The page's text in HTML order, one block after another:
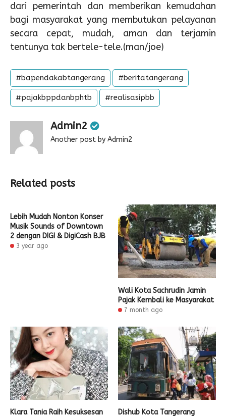
dari pemerintah dan memberikan kemudahan
bagi masyarakat yang membutukan pelayanan
secara cepat, mudah, aman dan terjamin
tentunya tak bertele-tele.(man/joe)
#bapendakabtangerang #beritatangerang
#pajakbppdanbphtb #realisasipbb
Admin2
Another post by Admin2
Related posts
Lebih Mudah Nonton Konser
Musik Sounds of Downtown
2 dengan DIGI & DigiCash BJB
3 year ago
Wali Kota Sachrudin Jamin
Pajak Kembali ke Masyarakat
7 month ago
Klara Tania Raih Kesuksesan
Dishub Kota Tangerang